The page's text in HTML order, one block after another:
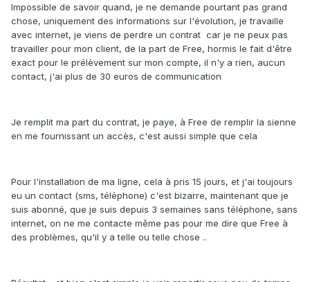
Impossible de savoir quand, je ne demande pourtant pas grand
chose, uniquement des informations sur l'évolution, je travaille
avec internet, je viens de perdre un contrat car je ne peux pas
travailler pour mon client, de la part de Free, hormis le fait d'être
exact pour le prélèvement sur mon compte, il n'y a rien, aucun
contact, j'ai plus de 30 euros de communication
Je remplit ma part du contrat, je paye, à Free de remplir la sienne
en me fournissant un accès, c'est aussi simple que cela
Pour l'installation de ma ligne, cela à pris 15 jours, et j'ai toujours
eu un contact (sms, téléphone) c'est bizarre, maintenant que je
suis abonné, que je suis depuis 3 semaines sans téléphone, sans
internet, on ne me contacte même pas pour me dire que Free à
des problèmes, qu'il y a telle ou telle chose ..